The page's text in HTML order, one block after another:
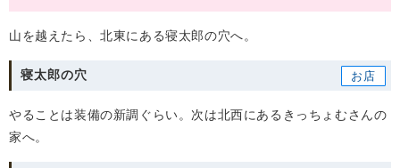
山を越えたら、北東にある寝太郎の穴へ。
寝太郎の穴
やることは装備の新調ぐらい。次は北西にあるきっちょむさんの
家へ。